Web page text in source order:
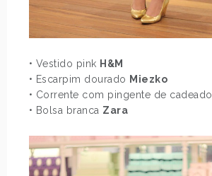
• Vestido pink H&M
• Escarpim dourado Miezko
• Corrente com pingente de cadeado
• Bolsa branca Zara